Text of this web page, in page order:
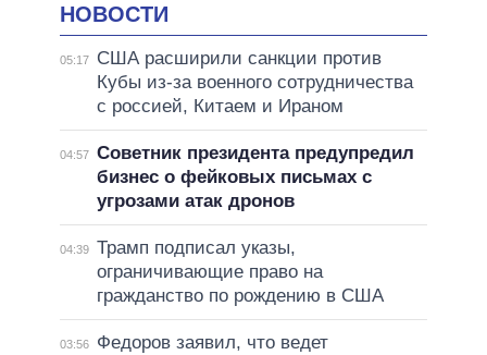
НОВОСТИ
05:17
США расширили санкции против
Кубы из-за военного сотрудничества
с россией, Китаем и Ираном
04:57 Советник президента предупредил
бизнес о фейковых письмах с
угрозами атак дронов
04:39 Трамп подписал указы,
ограничивающие право на
гражданство по рождению в США
03:56
Федоров заявил, что ведет